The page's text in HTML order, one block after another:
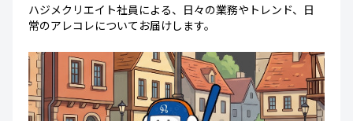
ハジメクリエイト社員による、日々の業務やトレンド、日
常のアレコレについてお届けします。